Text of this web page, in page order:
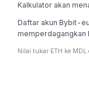
Kalkulator akan
Daftar akun Bybit-
memperdagangkan
Nilai tukar ETH ke